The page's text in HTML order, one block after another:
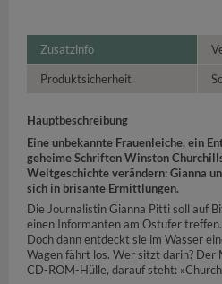
Zusatzinfo
Produktsicherheit
Hauptbeschreibung
Eine unbekannte Frauenleiche, ein
geheime Schriften Winston
Weltgeschichte verändern: Gianna
sich in brisante Ermittlungen.
Die Journalistin Gianna Pitti soll auf
einen Informanten am Ostufer
Doch dann entdeckt sie im Wasser
Wagen fährt los. Wer sitzt darin? Der
CD-ROM-Hülle, darauf steht: